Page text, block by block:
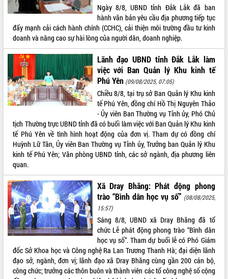
Ngày 8/8, UBND tỉnh Đắk Lắk đã ban
hành văn bản yêu cầu địa phương tiếp tục
đẩy mạnh cải cách hành chính (CCHC), cải thiện môi trường đầu tư kinh
doanh và nâng cao sự hài lòng của người dân, doanh nghiệp.
Lãnh đạo UBND tỉnh Đắk Lắk làm
việc với Ban Quản lý Khu kinh tế
Phú Yên (09/08/2025, 07:05)
Chiều 8/8, tại trụ sở Ban Quản lý Khu kinh
tế Phú Yên, đồng chí Hồ Thị Nguyên Thảo
- Ủy viên Ban Thường vụ Tỉnh ủy, Phó Chủ
tịch Thường trực UBND tỉnh đã có buổi làm việc với Ban Quản lý Khu kinh
tế Phú Yên về tình hình hoạt động của đơn vị. Tham dự có đồng chí
Huỳnh Lữ Tân, Ủy viên Ban Thường vụ Tỉnh ủy, Trưởng ban Quản lý Khu
kinh tế Phú Yên; Văn phòng UBND tỉnh, các sở ngành, địa phương liên
quan.
Xã Dray Bhăng: Phát động phong
trào “Bình dân học vụ số” (08/08/2025,
15:57)
Sáng 8/8, UBND xã Dray Bhăng đã tổ
chức Lễ phát động phong trào “Bình dân
học vụ số”. Tham dự buổi lễ có Phó Giám
đốc Sở Khoa học và Công nghệ Ra Lan Trương Thanh Hà; đại diện lãnh
đạo sở, ngành, đơn vị; lãnh đạo xã Dray Bhăng cùng gần 200 cán bộ,
công chức; trưởng các thôn buôn và thành viên các tổ công nghệ số cộng